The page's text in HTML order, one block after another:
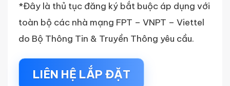
*Đây là thủ tục đăng ký bắt buộc áp dụng với
toàn bộ các nhà mạng FPT – VNPT – Viettel
do Bộ Thông Tin & Truyền Thông yêu cầu.
LIÊN HỆ LẮP ĐẶT